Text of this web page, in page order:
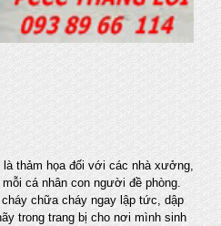
là thảm họa đối với các nhà xưởng,
cá nhân con người đề phòng.
chữa cháy ngay lập tức, dập
trong trang bị cho nơi mình sinh